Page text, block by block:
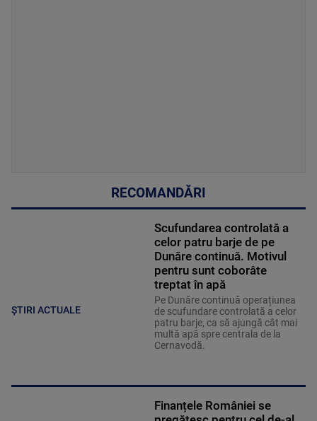
RECOMANDĂRI
ȘTIRI ACTUALE
Scufundarea controlată a
celor patru barje de pe
Dunăre continuă. Motivul
pentru sunt coborâte
treptat în apă
Pe Dunăre continuă operațiunea
de scufundare controlată a celor
patru barje, ca să ajungă cât mai
multă apă spre centrala de la
Cernavodă.
Finanțele României se